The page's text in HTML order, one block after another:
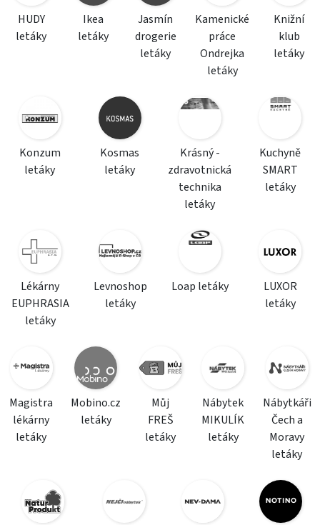
HUDY
letáky
Ikea
letáky
Jasmín
drogerie
letáky
Kamenické
práce
Ondrejka
letáky
Knižní
klub
letáky
Konzum
letáky
Kosmas
letáky
Krásný -
zdravotnická
technika
letáky
Kuchyně
SMART
letáky
Lékárny
EUPHRASIA
letáky
Levnoshop
letáky
Loap letáky
LUXOR
letáky
Magistra
lékárny
letáky
Mobino.cz
letáky
Můj
FREŠ
letáky
Nábytek
MIKULÍK
letáky
Nábytkáři
Čech a
Moravy
letáky